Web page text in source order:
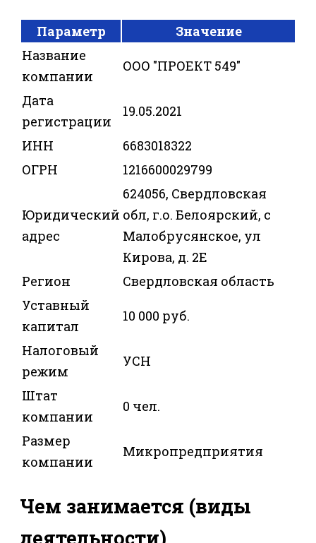
Параметр
Значение
Название
компании
ООО "ПРОЕКТ 549"
Дата
регистрации
19.05.2021
ИНН
6683018322
ОГРН
1216600029799
Юридический
адрес
624056, Свердловская
обл, г.о. Белоярский, с
Малобрусянское, ул
Кирова, д. 2Е
Регион
Свердловская область
Уставный
капитал
10 000 руб.
Налоговый
режим
УСН
Штат
компании
0 чел.
Размер
компании
Микропредприятия
Чем занимается (виды
деятельности)